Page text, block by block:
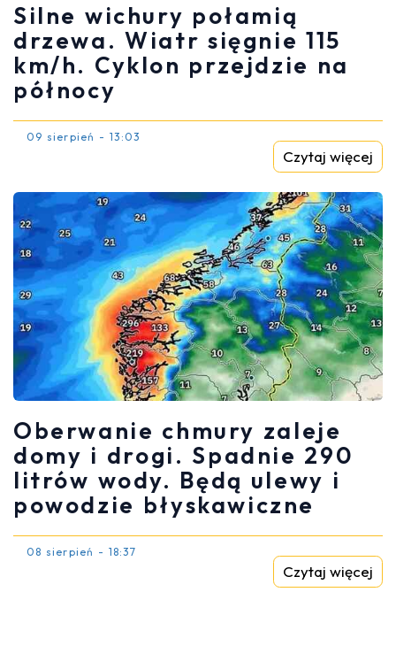
Silne wichury połamią
drzewa. Wiatr sięgnie 115
km/h. Cyklon przejdzie na
północy
09 sierpień - 13:03
Czytaj więcej
Oberwanie chmury zaleje
domy i drogi. Spadnie 290
litrów wody. Będą ulewy i
powodzie błyskawiczne
08 sierpień - 18:37
Czytaj więcej